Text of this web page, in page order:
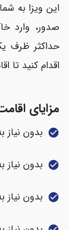
صدور، وارد
اقدام کنید تا
مزایای
check_circle بدون نیاز
check_circle بدون نیاز
check_circle بدون نیاز